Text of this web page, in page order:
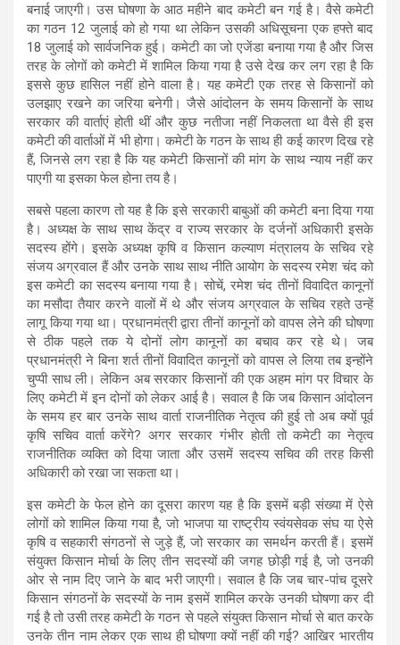
बनाई जाएगी। उस घोषणा के आठ महीने बाद कमेटी बन गई है। वैसे कमेटी
का गठन 12 जुलाई को हो गया था लेकिन उसकी अधिसूचना एक हफ्ते बाद
18 जुलाई को सार्वजनिक हुई। कमेटी का जो एजेंडा बनाया गया है और जिस
तरह के लोगों को कमेटी में शामिल किया गया है उसे देख कर लग रहा है कि
इससे कुछ हासिल नहीं होने वाला है। यह कमेटी एक तरह से किसानों को
उलझाए रखने का जरिया बनेगी। जैसे आंदोलन के समय किसानों के साथ
सरकार की वार्ताएं होती थीं और कुछ नतीजा नहीं निकलता था वैसे ही इस
कमेटी की वार्ताओं में भी होगा। कमेटी के गठन के साथ ही कई कारण दिख रहे
हैं, जिनसे लग रहा है कि यह कमेटी किसानों की मांग के साथ न्याय नहीं कर
पाएगी या इसका फेल होना तय है।
सबसे पहला कारण तो यह है कि इसे सरकारी बाबुओं की कमेटी बना दिया गया
है। अध्यक्ष के साथ साथ केंद्र व राज्य सरकार के दर्जनों अधिकारी इसके
सदस्य होंगे। इसके अध्यक्ष कृषि व किसान कल्याण मंत्रालय के सचिव रहे
संजय अग्रवाल हैं और उनके साथ साथ नीति आयोग के सदस्य रमेश चंद को
इस कमेटी का सदस्य बनाया गया है। सोचें, रमेश चंद तीनों विवादित कानूनों
का मसौदा तैयार करने वालों में थे और संजय अग्रवाल के सचिव रहते उन्हें
लागू किया गया था। प्रधानमंत्री द्वारा तीनों कानूनों को वापस लेने की घोषणा
से ठीक पहले तक ये दोनों लोग कानूनों का बचाव कर रहे थे। जब
प्रधानमंत्री ने बिना शर्त तीनों विवादित कानूनों को वापस ले लिया तब इन्होंने
चुप्पी साध ली। लेकिन अब सरकार किसानों की एक अहम मांग पर विचार के
लिए कमेटी में इन दोनों को लेकर आई है। सवाल है कि जब किसान आंदोलन
के समय हर बार उनके साथ वार्ता राजनीतिक नेतृत्व की हुई तो अब क्यों पूर्व
कृषि सचिव वार्ता करेंगे? अगर सरकार गंभीर होती तो कमेटी का नेतृत्व
राजनीतिक व्यक्ति को दिया जाता और उसमें सदस्य सचिव की तरह किसी
अधिकारी को रखा जा सकता था।
इस कमेटी के फेल होने का दूसरा कारण यह है कि इसमें बड़ी संख्या में ऐसे
लोगों को शामिल किया गया है, जो भाजपा या राष्ट्रीय स्वंयसेवक संघ या ऐसे
कृषि व सहकारी संगठनों से जुड़े हैं, जो सरकार का समर्थन करती हैं। इसमें
संयुक्त किसान मोर्चा के लिए तीन सदस्यों की जगह छोड़ी गई है, जो उनकी
ओर से नाम दिए जाने के बाद भरी जाएगी। सवाल है कि जब चार-पांच दूसरे
किसान संगठनों के सदस्यों के नाम इसमें शामिल करके उनकी घोषणा कर दी
गई है तो उसी तरह कमेटी के गठन से पहले संयुक्त किसान मोर्चा से बात करके
उनके तीन नाम लेकर एक साथ ही घोषणा क्यों नहीं की गई? आखिर भारतीय